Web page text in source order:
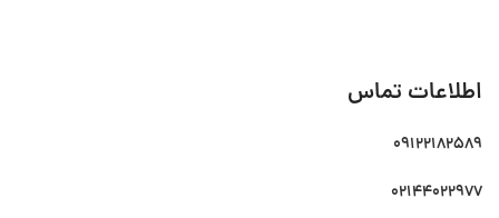
اطلاعات تماس
09122182589
02144022977